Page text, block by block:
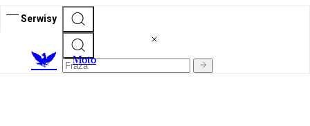
Serwisy
Moto